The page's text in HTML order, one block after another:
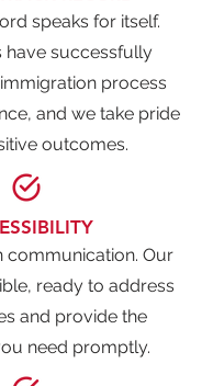
speaks for itself.
have successfully
process
and we take pride
outcomes.
communication. Our
ready to address
and provide the
need promptly.